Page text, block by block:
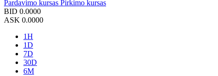
Pardavimo kursas Pirkimo kursas
BID 0.0000
ASK 0.0000
1H
1D
7D
30D
6M